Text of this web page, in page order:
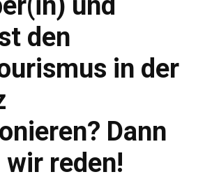
den
in der
Dann
reden!